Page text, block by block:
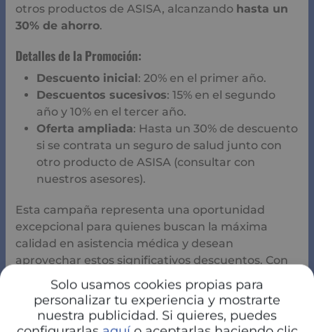
Solo usamos cookies propias para
personalizar tu experiencia y mostrarte
nuestra publicidad. Si quieres, puedes
otros productos de ASISA, alcanzando hasta un
30% de ahorro.
Detalles de la Promoción:
Descuento inicial : 20% en el primer año.
Descuentos sucesivos: 15% en el segundo
año y 10% en el tercer año.
Oferta ampliada: Hasta un 30% de descuento
si se contrata un seguro de salud junto con
otro producto de ASISA (consultar con
nuestros asesores).
Esta campaña representa una oportunidad
excepcional para quienes buscan la máxima
calidad en asistencia médica y desean
aprovechar estos significativos descuentos. Con
ASISA, cuidar de tu salud y la de tu familia es más
accesible y completo que nunca.
Para facilitar tu elección y asegurarte de que